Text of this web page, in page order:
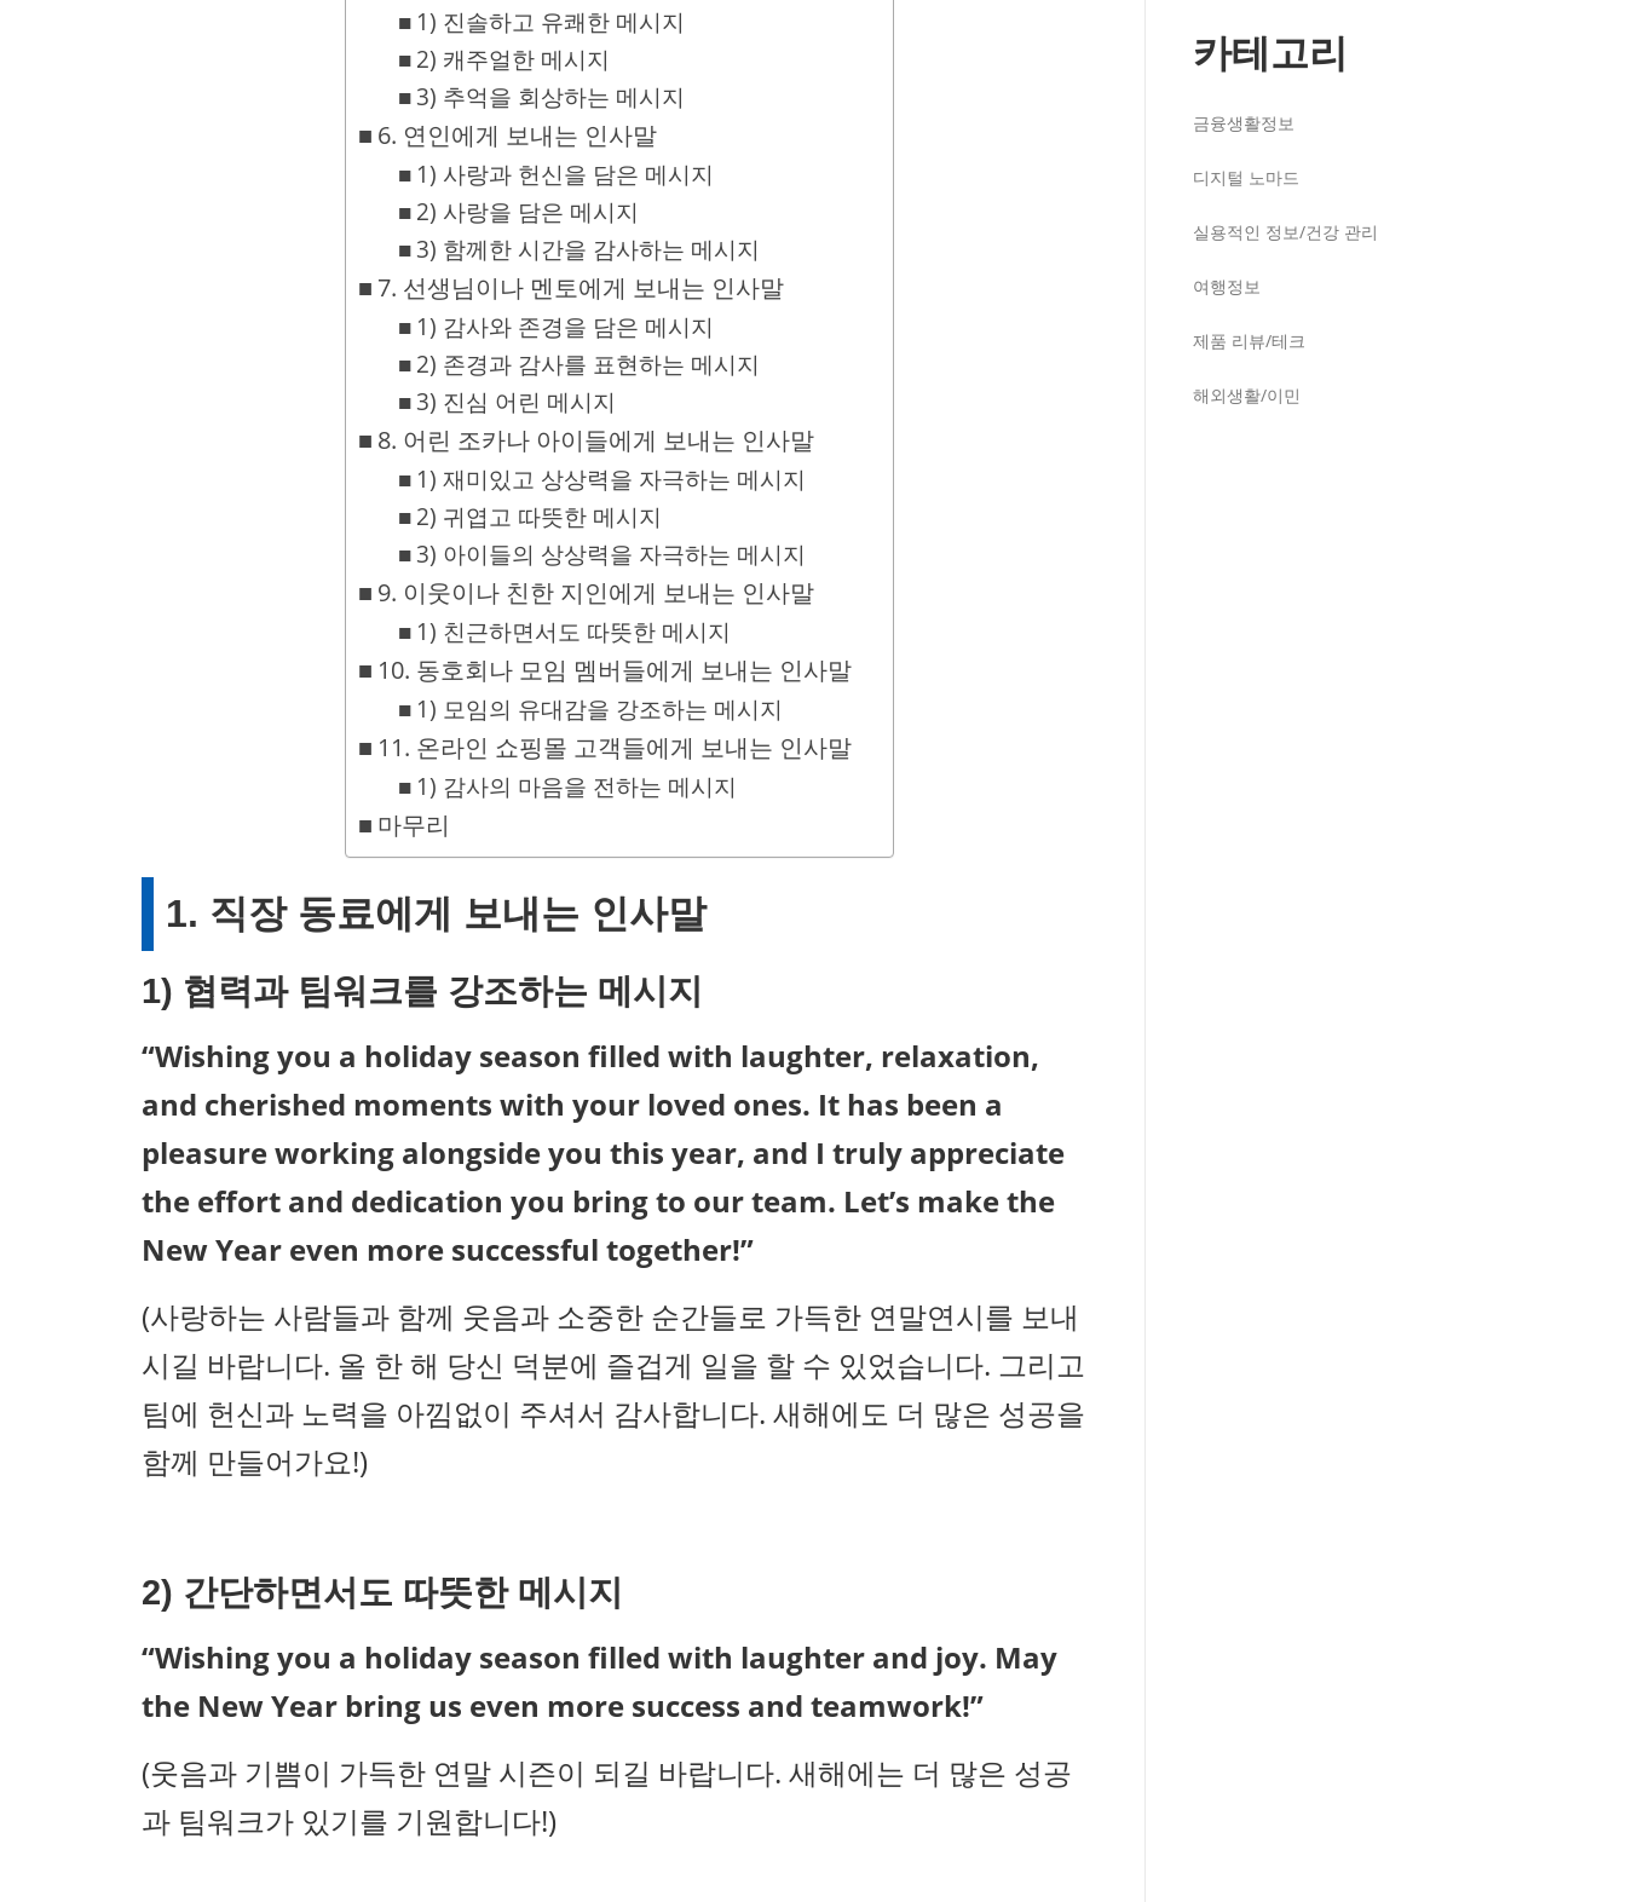
1) 진솔하고 유쾌한 메시지
2) 캐주얼한 메시지
3) 추억을 회상하는 메시지
6. 연인에게 보내는 인사말
1) 사랑과 헌신을 담은 메시지
2) 사랑을 담은 메시지
3) 함께한 시간을 감사하는 메시지
7. 선생님이나 멘토에게 보내는 인사말
1) 감사와 존경을 담은 메시지
2) 존경과 감사를 표현하는 메시지
3) 진심 어린 메시지
8. 어린 조카나 아이들에게 보내는 인사말
1) 재미있고 상상력을 자극하는 메시지
2) 귀엽고 따뜻한 메시지
3) 아이들의 상상력을 자극하는 메시지
9. 이웃이나 친한 지인에게 보내는 인사말
1) 친근하면서도 따뜻한 메시지
10. 동호회나 모임 멤버들에게 보내는 인사말
1) 모임의 유대감을 강조하는 메시지
11. 온라인 쇼핑몰 고객들에게 보내는 인사말
1) 감사의 마음을 전하는 메시지
마무리
1. 직장 동료에게 보내는 인사말
1) 협력과 팀워크를 강조하는 메시지
“Wishing you a holiday season filled with laughter, relaxation,
and cherished moments with your loved ones. It has been a
pleasure working alongside you this year, and I truly appreciate
the effort and dedication you bring to our team. Let’s make the
New Year even more successful together!”
(사랑하는 사람들과 함께 웃음과 소중한 순간들로 가득한 연말연시를 보내
시길 바랍니다. 올 한 해 당신 덕분에 즐겁게 일을 할 수 있었습니다. 그리고
팀에 헌신과 노력을 아낌없이 주셔서 감사합니다. 새해에도 더 많은 성공을
함께 만들어가요!)
2) 간단하면서도 따뜻한 메시지
“Wishing you a holiday season filled with laughter and joy. May
the New Year bring us even more success and teamwork!”
(웃음과 기쁨이 가득한 연말 시즌이 되길 바랍니다. 새해에는 더 많은 성공
과 팀워크가 있기를 기원합니다!)
카테고리
금융생활정보
디지털 노마드
실용적인 정보/건강 관리
여행정보
제품 리뷰/테크
해외생활/이민